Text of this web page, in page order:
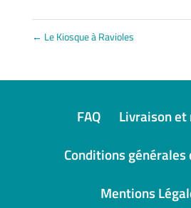
← Le Kiosque à Ravioles
FAQ
Livraison
Conditions générales
Mentions